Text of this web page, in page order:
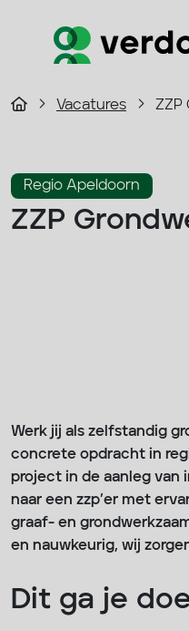
Vacatures ZZP
Regio Apeldoorn
ZZP
Werk jij als zelfstandig
concrete opdracht in
project in de aanleg van
naar een zzp’er met
graaf- en
en nauwkeurig, wij
Dit ga je